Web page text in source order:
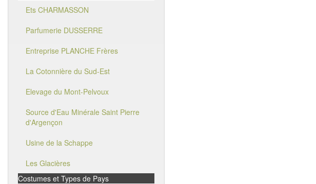
Ets CHARMASSON
Parfumerie DUSSERRE
Entreprise PLANCHE Frères
La Cotonnière du Sud-Est
Elevage du Mont-Pelvoux
Source d'Eau Minérale Saint Pierre
d'Argençon
Usine de la Schappe
Les Glacières
Costumes et Types de Pays